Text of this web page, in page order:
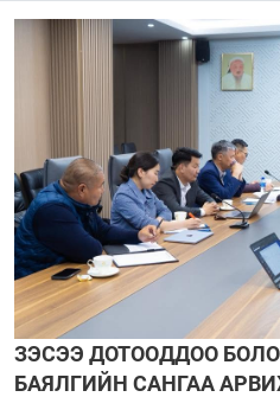
ЗЭСЭЭ ДОТООДДОО
БАЯЛГИЙН САНГАА